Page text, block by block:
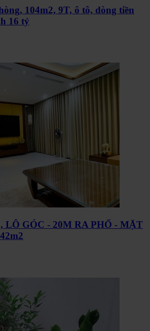
104m2, 9T, ô tô, dòng tiền
16 tỷ
LÔ GÓC - 20M RA PHỐ - MẶT